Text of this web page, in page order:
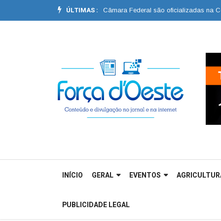
ÚLTIMAS :
e de André Callai à Câmara Federal são oficializadas na
INÍCIO GERAL EVENTOS
PUBLICIDADE LEGAL